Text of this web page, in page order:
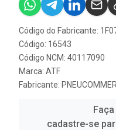
Código do Fabricante:
Código: 16543
Código NCM: 40117090
Marca: ATF
Fabricante:
cadastre-se